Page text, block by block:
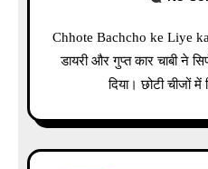
Chhote Bachcho ke Liye kahani: जानिए कैसे एक पिता की
डायरी और गुप्त कार चाबी ने
दिया। छोटी चीजों में